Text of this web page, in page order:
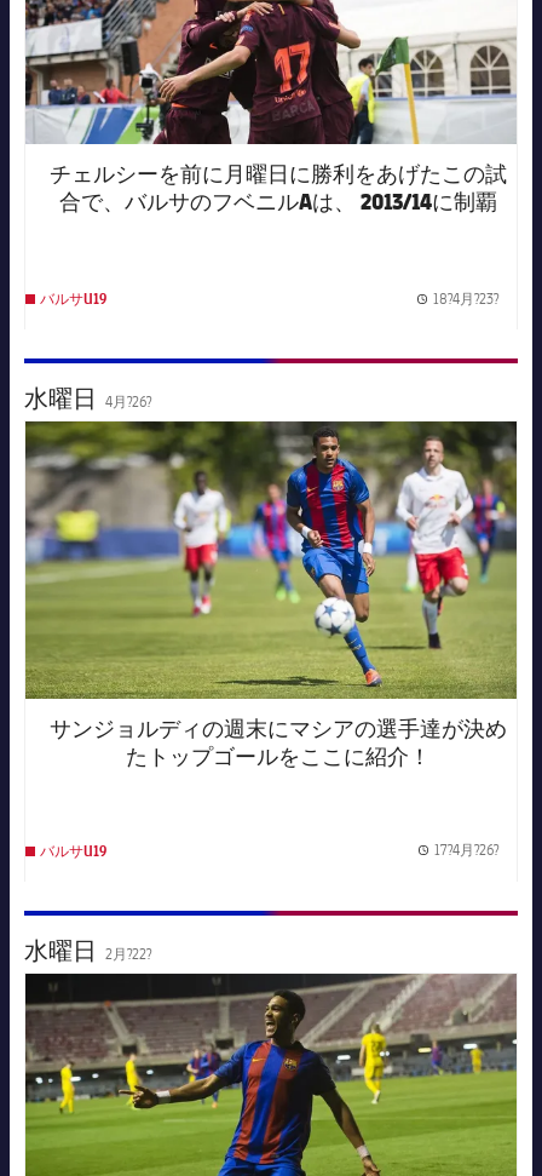
チェルシーを前に月曜日に勝利をあげたこの試
合で、バルサのフベニルAは、 2013/14に制覇
バルサU19 18?4月?23?
水曜日 4月?26?
FC Barcelona club badge
サンジョルディの週末にマシアの選手達が決め
たトップゴールをここに紹介！
バルサU19 17?4月?26?
水曜日 2月?22?
FC Barcelona club badge